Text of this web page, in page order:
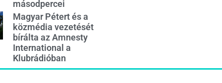
másodpercei
Magyar Pétert és a
közmédia vezetését
bírálta az Amnesty
International a
Klubrádióban